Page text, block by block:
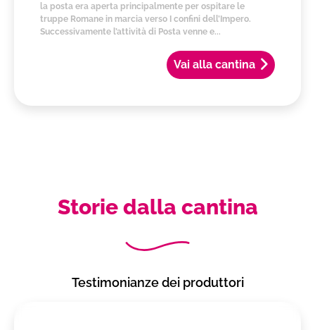
Vai alla cantina
la posta era aperta principalmente per ospitare le
truppe Romane in marcia verso I confini dell’Impero.
Successivamente l’attività di Posta venne e...
Storie dalla cantina
Testimonianze dei produttori